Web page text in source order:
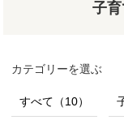
子
カテゴリーを選ぶ
すべて（10）